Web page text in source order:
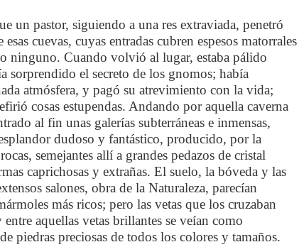
un pastor, siguiendo a una res extraviada, penetró
cuevas, cuyas entradas cubren espesos matorrales
ninguno. Cuando volvió al lugar, estaba pálido
sorprendido el secreto de los gnomos; había
atmósfera, y pagó su atrevimiento con la vida;
cosas estupendas. Andando por aquella caverna
al fin unas galerías subterráneas e inmensas,
dudoso y fantástico, producido, por la
semejantes allí a grandes pedazos de cristal
caprichosas y extrañas. El suelo, la bóveda y las
salones, obra de la Naturaleza, parecían
más ricos; pero las vetas que los cruzaban
aquellas vetas brillantes se veían como
piedras preciosas de todos los colores y tamaños.